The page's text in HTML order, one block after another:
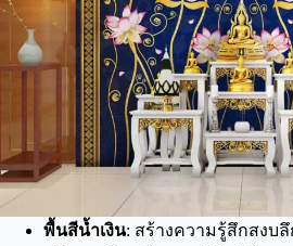
พื้นสีน้ำเงิน: สร้างความรู้สึกสงบ